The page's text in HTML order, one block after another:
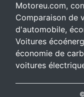
Motoreu.com,
Comparaison de
d'automobile,
Voitures
économie de
voitures